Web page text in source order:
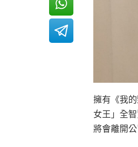
擁有《我
女王」全
將會離開